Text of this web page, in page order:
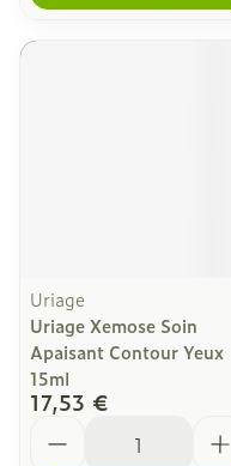
Uriage
Uriage Xemose Soin
Apaisant Contour Yeux
15ml
17,53 €